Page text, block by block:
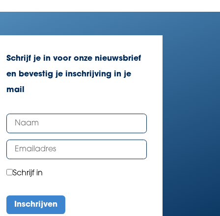
Schrijf je in voor onze nieuwsbrief
en bevestig je inschrijving in je
mail
Schrijf in